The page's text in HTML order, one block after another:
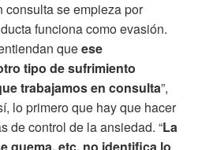
consulta se empieza por
funciona como evasión.
queese
tipo de sufrimiento
trabajamos en consulta”,
lo primero que hay que hacer
de control de la ansiedad. “La
quema, etc. no identifica lo